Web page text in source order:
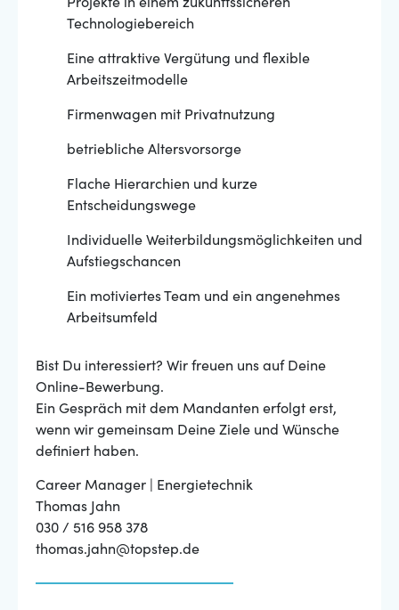
Projekte in einem zukunftssicheren
Technologiebereich
Eine attraktive Vergütung und flexible
Arbeitszeitmodelle
Firmenwagen mit Privatnutzung
betriebliche Altersvorsorge
Flache Hierarchien und kurze
Entscheidungswege
Individuelle Weiterbildungsmöglichkeiten und
Aufstiegschancen
Ein motiviertes Team und ein angenehmes
Arbeitsumfeld
Bist Du interessiert? Wir freuen uns auf Deine
Online-Bewerbung.
Ein Gespräch mit dem Mandanten erfolgt erst,
wenn wir gemeinsam Deine Ziele und Wünsche
definiert haben.
Career Manager | Energietechnik
Thomas Jahn
030 / 516 958 378
thomas.jahn@topstep.de